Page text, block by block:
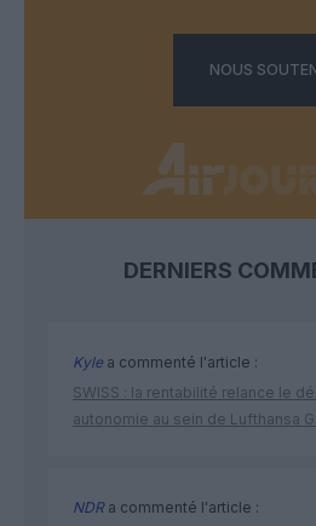
NOUS
DERNIERS
Kylea commenté l'article :
SWISS : la rentabilité relance le
autonomie au sein de Lufthansa
NDRa commenté l'article :